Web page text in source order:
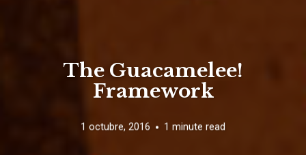
The Guacamelee!
Framework
1 octubre, 2016 1 minute read